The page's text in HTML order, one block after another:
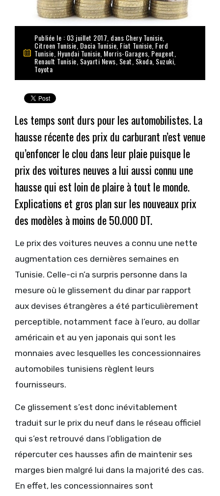
Publiée le : 03 juillet 2017, dans Chery Tunisie
Citroen Tunisie, Dacia Tunisie Fiat Tunisie Ford
Tunisie Hyundai Tunisie Morris-Garages Peugeot
Renault Tunisie Sayarti News Seat Skoda Suzuki,
Toyota
Les temps sont durs pour les automobilistes. La
hausse récente des prix du carburant n’est venue
qu’enfoncer le clou dans leur plaie puisque le
prix des voitures neuves a lui aussi connu une
hausse qui est loin de plaire à tout le monde.
Explications et gros plan sur les nouveaux prix
des modèles à moins de 50.000 DT.
Le prix des voitures neuves a connu une nette
augmentation ces dernières semaines en
Tunisie. Celle-ci n’a surpris personne dans la
mesure où le glissement du dinar par rapport
aux devises étrangères a été particulièrement
perceptible, notamment face à l’euro, au dollar
américain et au yen japonais qui sont les
monnaies avec lesquelles les concessionnaires
automobiles tunisiens règlent leurs
fournisseurs.
Ce glissement s’est donc inévitablement
traduit sur le prix du neuf dans le réseau officiel
qui s’est retrouvé dans l’obligation de
répercuter ces hausses afin de maintenir ses
marges bien malgré lui dans la majorité des cas.
En effet, les concessionnaires sont